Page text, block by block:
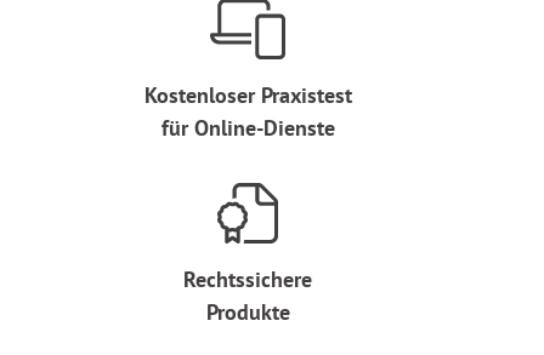
Kostenloser Praxistest
für Online-Dienste
Rechtssichere
Produkte